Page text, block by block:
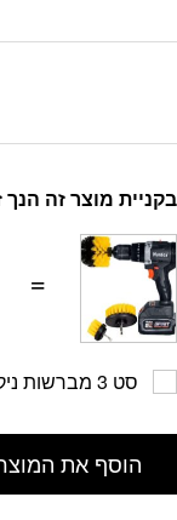
בקניית מוצר זה
=
סט 3 מברשות ניקוי, קרצוף וליטוש למברגה / מקדחה SMITH
הוסף את